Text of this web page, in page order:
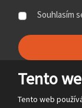
Souhlasím
se
nepodařilo
Tento
Tento web